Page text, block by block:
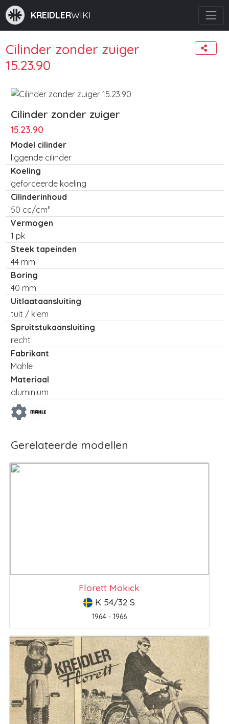
KREIDLERWIKI
Cilinder zonder zuiger
15.23.90
Cilinder zonder zuiger
15.23.90
Model cilinder
liggende cilinder
Koeling
geforceerde koeling
Cilinderinhoud
50 cc/cm³
Vermogen
1 pk
Steek tapeinden
44 mm
Boring
40 mm
Uitlaataansluiting
tuit / klem
Spruitstukaansluiting
recht
Fabrikant
Mahle
Materiaal
aluminium
Gerelateerde modellen
Florett Mokick
K 54/32 S
1964 - 1966